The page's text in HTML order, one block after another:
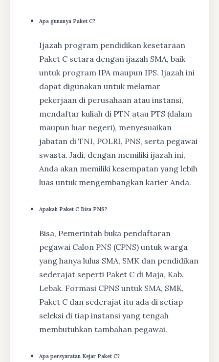
Apa gunanya Paket C?
Ijazah program pendidikan kesetaraan
Paket C setara dengan ijazah SMA, baik
untuk program IPA maupun IPS. Ijazah ini
dapat digunakan untuk melamar
pekerjaan di perusahaan atau instansi,
mendaftar kuliah di PTN atau PTS (dalam
maupun luar negeri), menyesuaikan
jabatan di TNI, POLRI, PNS, serta pegawai
swasta. Jadi, dengan memiliki ijazah ini,
Anda akan memiliki kesempatan yang lebih
luas untuk mengembangkan karier Anda.
Apakah Paket C Bisa PNS?
Bisa, Pemerintah buka pendaftaran
pegawai Calon PNS (CPNS) untuk warga
yang hanya lulus SMA, SMK dan pendidikan
sederajat seperti Paket C di Maja, Kab.
Lebak. Formasi CPNS untuk SMA, SMK,
Paket C dan sederajat itu ada di setiap
seleksi di tiap instansi yang tengah
membutuhkan tambahan pegawai.
Apa persyaratan Kejar Paket C?